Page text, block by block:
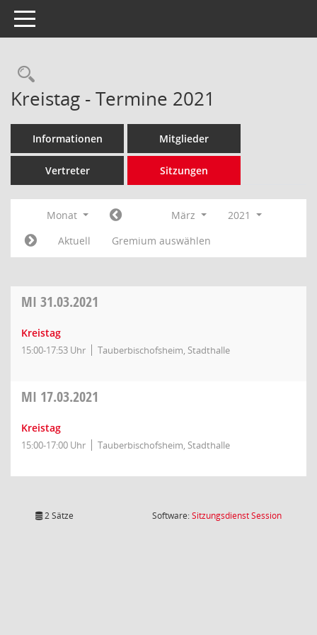
Toggle navigation
Rechercheauswahl
Kreistag - Termine 2021
Informationen Mitglieder
Vertreter Sitzungen
Monat März
2021
Aktuell
Gremium auswählen
MI 31.03.2021
Kreistag
15:00-17:53 Uhr Tauberbischofsheim, Stadthalle
MI 17.03.2021
Kreistag
15:00-17:00 Uhr Tauberbischofsheim, Stadthalle
2 Sätze Software:SitzungsdienstSession(Wird in